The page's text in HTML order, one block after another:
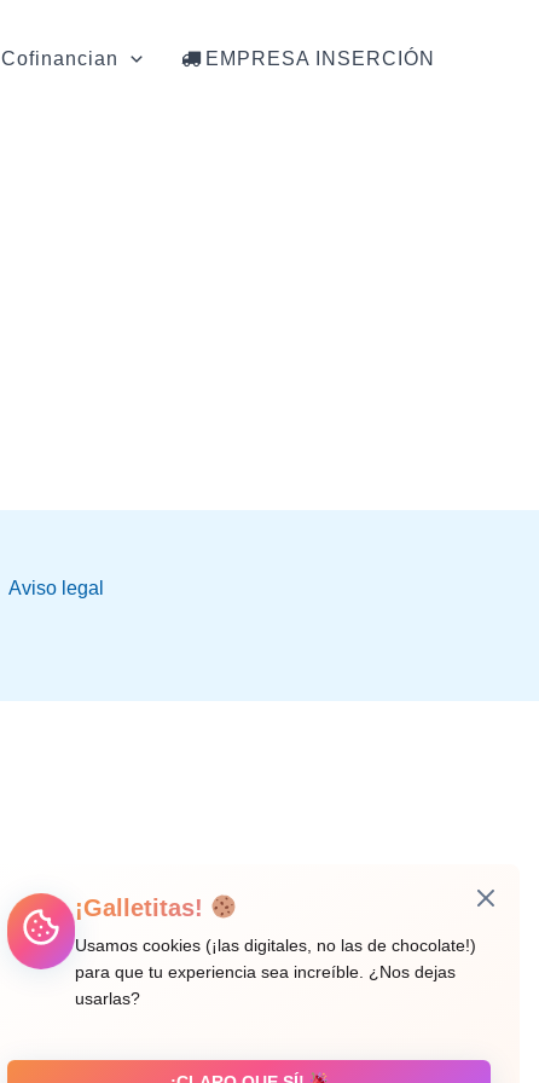
Cofinancian EMPRESA INSERCIÓN
Aviso legal
¡Galletitas!
Usamos cookies (¡las digitales, no las de chocolate!)
para que tu experiencia sea increíble. ¿Nos dejas
usarlas?